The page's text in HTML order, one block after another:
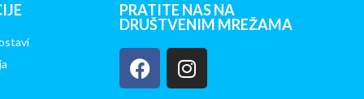
PRATITE NAS NA
DRUŠTVENIM MREŽAMA